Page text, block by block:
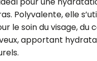
Polyvalente, elle
le soin du visage, du
apportant